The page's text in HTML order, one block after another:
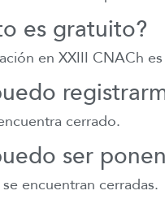
es gratuito?
en XXIII CNACh
cerrado.
ser
encuentran cerradas.